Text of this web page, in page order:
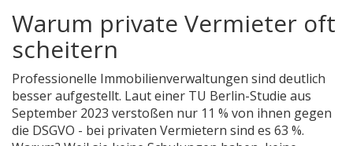
Warum private Vermieter oft
scheitern
Professionelle Immobilienverwaltungen sind deutlich
besser aufgestellt. Laut einer TU Berlin-Studie aus
September 2023 verstoßen nur 11 % von ihnen gegen
die DSGVO - bei privaten Vermietern sind es 63 %.